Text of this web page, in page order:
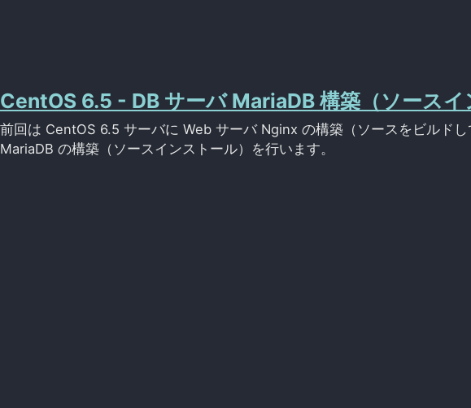
CentOS 6.5 - DB サーバ MariaDB 構築（ソースイ
前回は CentOS 6.5 サーバに Web サーバ Nginx の構築（ソースをビルド
MariaDB の構築（ソースインストール）を行います。